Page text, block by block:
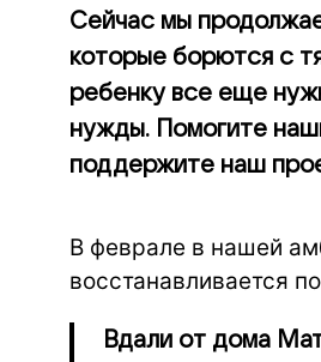
Сейчас мы
которые борются с
ребенку все еще
нужды. Помогите
поддержите наш
В феврале в нашей
восстанавливается
Вдали от дома